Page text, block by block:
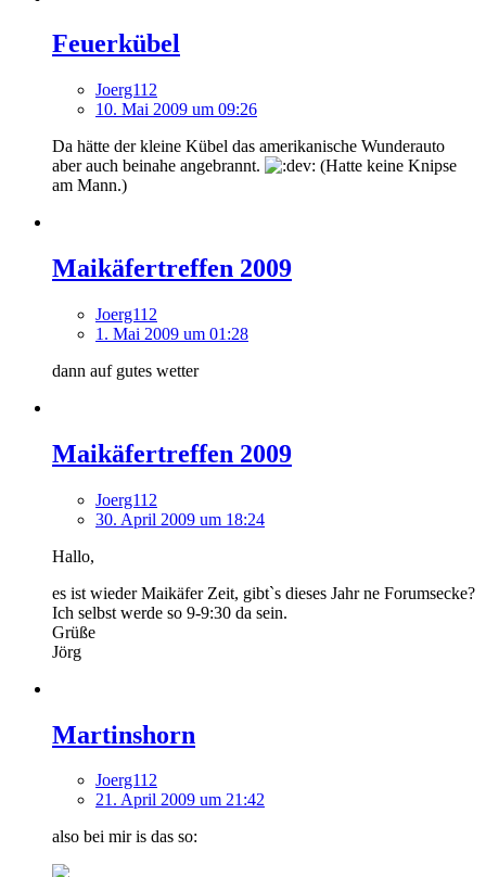
Feuerkübel
Joerg112
10. Mai 2009 um 09:26
Da hätte der kleine Kübel das amerikanische Wunderauto
aber auch beinahe angebrannt.
(Hatte keine Knipse
am Mann.)
Maikäfertreffen 2009
Joerg112
1. Mai 2009 um 01:28
dann auf gutes wetter
Maikäfertreffen 2009
Joerg112
30. April 2009 um 18:24
Hallo,
es ist wieder Maikäfer Zeit, gibt`s dieses Jahr ne Forumsecke?
Ich selbst werde so 9-9:30 da sein.
Grüße
Jörg
Martinshorn
Joerg112
21. April 2009 um 21:42
also bei mir is das so: